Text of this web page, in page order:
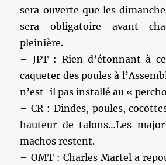
sera ouverte que les
sera obligatoire avant
pleinière.
– JPT : Rien d’étonnant à
caqueter des poules à
n’est-il pas installé au «
– CR : Dindes, poules,
hauteur de talons…Les
machos restent.
– OMT : Charles Martel a